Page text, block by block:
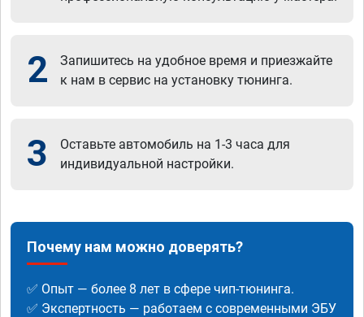
2
Запишитесь на удобное время и приезжайте
к нам в сервис на установку тюнинга.
3
Оставьте автомобиль на 1-3 часа для
индивидуальной настройки.
Почему нам можно доверять?
✅ Опыт — более 8 лет в сфере чип-тюнинга.
✅ Экспертность — работаем с современными ЭБУ